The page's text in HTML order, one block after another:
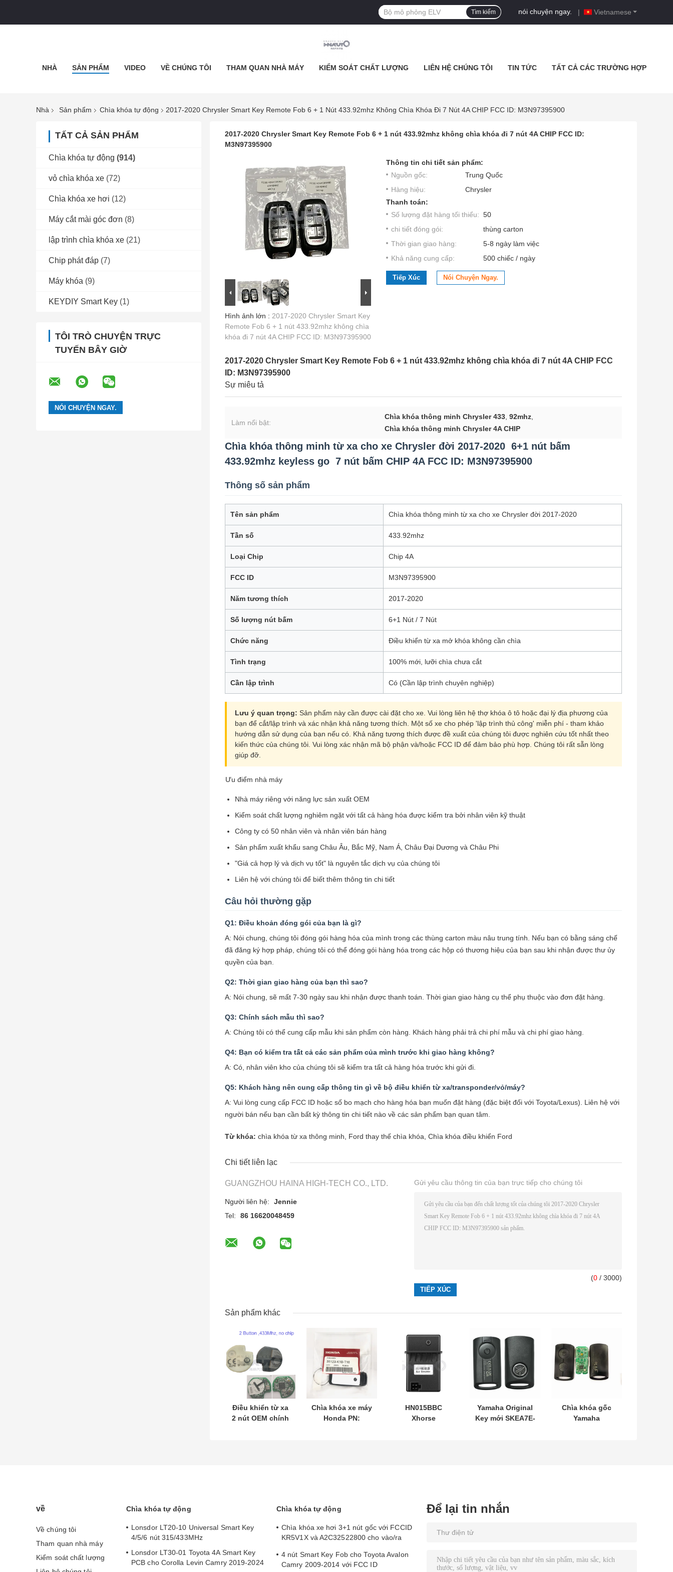
Vietnamese
nói chuyện ngay. |
Tìm kiếm
NHÀ SẢN PHẨM VIDEO VỀ CHÚNG TÔI THAM QUAN NHÀ MÁY KIỂM SOÁT CHẤT LƯỢNG LIÊN HỆ CHÚNG TÔI TIN TỨC TẤT CẢ CÁC TRƯỜNG HỢP
Nhà Sản phẩm Chìa khóa tự động 2017-2020 Chrysler Smart Key Remote Fob 6 + 1 Nút 433.92mhz Không Chìa Khóa Đi 7 Nút 4A CHIP FCC ID: M3N97395900
TẤT CẢ SẢN PHẨM
Chìa khóa tự động (914)
vỏ chìa khóa xe (72)
Chìa khóa xe hơi (12)
Máy cắt mài góc đơn (8)
lập trình chìa khóa xe (21)
Chip phát đáp (7)
Máy khóa (9)
KEYDIY Smart Key (1)
TÔI TRÒ CHUYỆN TRỰC
TUYẾN BÂY GIỜ
2017-2020 Chrysler Smart Key Remote Fob 6 + 1 nút 433.92mhz không chìa khóa đi 7 nút 4A CHIP FCC ID:
M3N97395900
Hình ảnh lớn : 2017-2020 Chrysler Smart Key
Remote Fob 6 + 1 nút 433.92mhz không chìa
khóa đi 7 nút 4A CHIP FCC ID: M3N97395900
Thông tin chi tiết sản phẩm:
Nguồn gốc:
Trung Quốc
Hàng hiệu:
Chrysler
Thanh toán:
Số lượng đặt hàng tối thiểu: 50
chi tiết đóng gói:
thùng carton
Thời gian giao hàng:
5-8 ngày làm việc
Khả năng cung cấp:
500 chiếc / ngày
Tiếp Xúc Nói Chuyện Ngay.
2017-2020 Chrysler Smart Key Remote Fob 6 + 1 nút 433.92mhz không chìa khóa đi 7 nút 4A CHIP FCC
ID: M3N97395900
Sự miêu tả
Làm nổi bật:
Chìa khóa thông minh Chrysler 433, 92mhz,
Chìa khóa thông minh Chrysler 4A CHIP
Chìa khóa thông minh từ xa cho xe Chrysler đời 2017-2020 6+1 nút bấm
433.92mhz keyless go 7 nút bấm CHIP 4A FCC ID: M3N97395900
Thông số sản phẩm
Tên sản phẩm Chìa khóa thông minh từ xa cho xe Chrysler đời 2017-2020
Tần số 433.92mhz
Loại Chip Chip 4A
FCC ID M3N97395900
Năm tương thích 2017-2020
Số lượng nút bấm 6+1 Nút / 7 Nút
Chức năng Điều khiển từ xa mở khóa không cần chìa
Tình trạng 100% mới, lưỡi chìa chưa cắt
Cần lập trình Có (Cần lập trình chuyên nghiệp)
Lưu ý quan trọng: Sản phẩm này cần được cài đặt cho xe. Vui lòng liên hệ thợ khóa ô tô hoặc đại lý địa phương của
bạn để cắt/lập trình và xác nhận khả năng tương thích. Một số xe cho phép 'lập trình thủ công' miễn phí - tham khảo
hướng dẫn sử dụng của bạn nếu có. Khả năng tương thích được đề xuất của chúng tôi được nghiên cứu tốt nhất theo
kiến thức của chúng tôi. Vui lòng xác nhận mã bộ phận và/hoặc FCC ID để đảm bảo phù hợp. Chúng tôi rất sẵn lòng
giúp đỡ.
Ưu điểm nhà máy
Nhà máy riêng với năng lực sản xuất OEM
Kiểm soát chất lượng nghiêm ngặt với tất cả hàng hóa được kiểm tra bởi nhân viên kỹ thuật
Công ty có 50 nhân viên và nhân viên bán hàng
Sản phẩm xuất khẩu sang Châu Âu, Bắc Mỹ, Nam Á, Châu Đại Dương và Châu Phi
"Giá cả hợp lý và dịch vụ tốt" là nguyên tắc dịch vụ của chúng tôi
Liên hệ với chúng tôi để biết thêm thông tin chi tiết
Câu hỏi thường gặp
Q1: Điều khoản đóng gói của bạn là gì?
A: Nói chung, chúng tôi đóng gói hàng hóa của mình trong các thùng carton màu nâu trung tính. Nếu bạn có bằng sáng chế
đã đăng ký hợp pháp, chúng tôi có thể đóng gói hàng hóa trong các hộp có thương hiệu của bạn sau khi nhận được thư ủy
quyền của bạn.
Q2: Thời gian giao hàng của bạn thì sao?
A: Nói chung, sẽ mất 7-30 ngày sau khi nhận được thanh toán. Thời gian giao hàng cụ thể phụ thuộc vào đơn đặt hàng.
Q3: Chính sách mẫu thì sao?
A: Chúng tôi có thể cung cấp mẫu khi sản phẩm còn hàng. Khách hàng phải trả chi phí mẫu và chi phí giao hàng.
Q4: Bạn có kiểm tra tất cả các sản phẩm của mình trước khi giao hàng không?
A: Có, nhân viên kho của chúng tôi sẽ kiểm tra tất cả hàng hóa trước khi gửi đi.
Q5: Khách hàng nên cung cấp thông tin gì về bộ điều khiển từ xa/transponder/vỏ/máy?
A: Vui lòng cung cấp FCC ID hoặc số bo mạch cho hàng hóa bạn muốn đặt hàng (đặc biệt đối với Toyota/Lexus). Liên hệ với
người bán nếu bạn cần bất kỳ thông tin chi tiết nào về các sản phẩm bạn quan tâm.
Từ khóa: chìa khóa từ xa thông minh, Ford thay thế chìa khóa, Chìa khóa điều khiển Ford
Chi tiết liên lạc
GUANGZHOU HAINA HIGH-TECH CO., LTD.
Người liên hệ:
Jennie
Tel:
86 16620048459
Gửi yêu cầu thông tin của bạn trực tiếp cho chúng tôi
(0 / 3000)
Sản phẩm khác
Điều khiển từ xa
2 nút OEM chính
Chìa khóa xe máy
Honda PN:
HN015BBC
Xhorse
Yamaha Original
Key mới SKEA7E-
Chìa khóa gốc
Yamaha
về
Về chúng tôi
Tham quan nhà máy
Kiểm soát chất lượng
Chìa khóa tự động
Lonsdor LT20-10 Universal Smart Key
4/5/6 nút 315/433MHz
Lonsdor LT30-01 Toyota 4A Smart Key
PCB cho Corolla Levin Camry 2019-2024
Chìa khóa tự động
Chìa khóa xe hơi 3+1 nút gốc với FCCID
KR5V1X và A2C32522800 cho vào/ra
4 nút Smart Key Fob cho Toyota Avalon
Camry 2009-2014 với FCC ID
Để lại tin nhắn